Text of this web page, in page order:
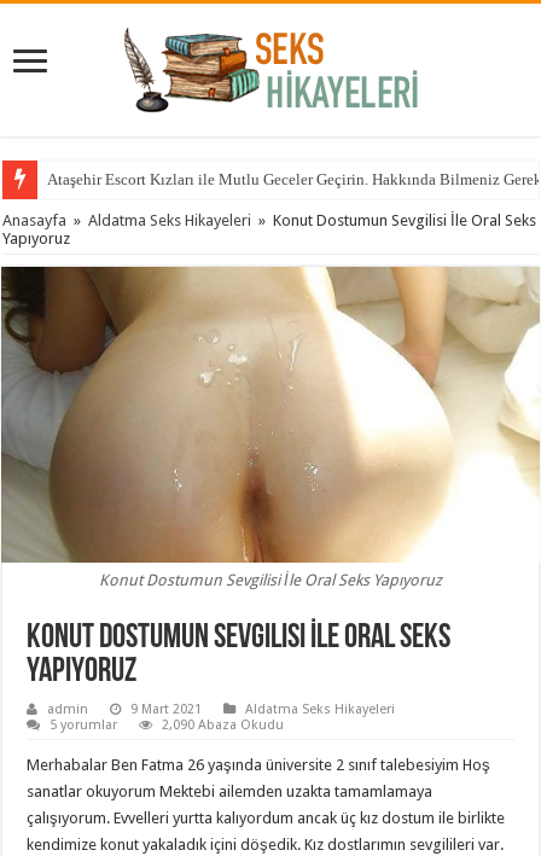
Ataşehir Escort Kızları ile Mutlu Geceler Geçirin. Hakkında Bilmeniz
Anasayfa » Aldatma Seks Hikayeleri » Konut Dostumun Sevgilisi İle Oral Seks
Yapıyoruz
Konut Dostumun Sevgilisi İle Oral Seks Yapıyoruz
Konut Dostumun Sevgilisi İle Oral Seks
Yapıyoruz
admin 9 Mart 2021
Aldatma Seks Hikayeleri
5 yorumlar
2,090 Abaza Okudu
Merhabalar Ben Fatma 26 yaşında üniversite 2 sınıf talebesiyim Hoş
sanatlar okuyorum Mektebi ailemden uzakta tamamlamaya
çalışıyorum. Evvelleri yurtta kalıyordum ancak üç kız dostum ile birlikte
kendimize konut yakaladık içini döşedik. Kız dostlarımın sevgilileri var.